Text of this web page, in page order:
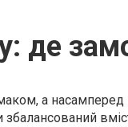
де
а
збалансований